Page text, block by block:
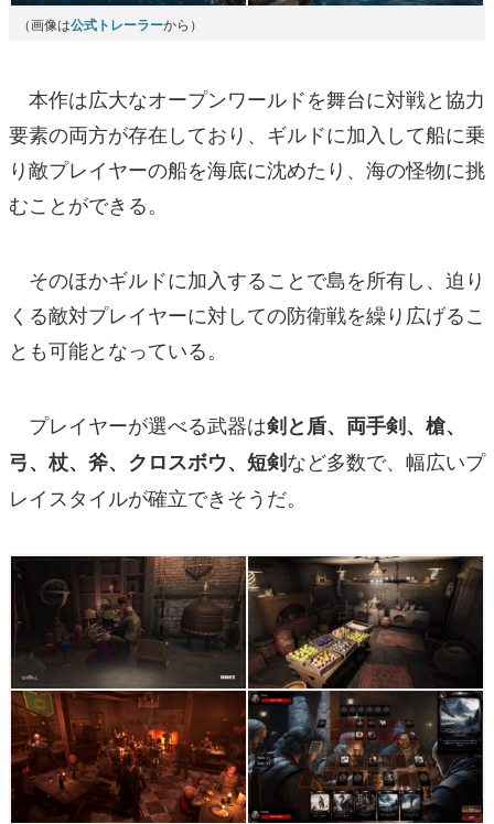
（画像は公式トレーラーから）
本作は広大なオープンワールドを舞台に対戦と協力
要素の両方が存在しており、ギルドに加入して船に乗
り敵プレイヤーの船を海底に沈めたり、海の怪物に挑
むことができる。
そのほかギルドに加入することで島を所有し、迫り
くる敵対プレイヤーに対しての防衛戦を繰り広げるこ
とも可能となっている。
プレイヤーが選べる武器は剣と盾、両手剣、槍、
弓、杖、斧、クロスボウ、短剣など多数で、幅広いプ
レイスタイルが確立できそうだ。